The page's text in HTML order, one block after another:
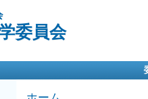
テ
ン
委員会
現在地